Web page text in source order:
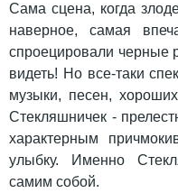
Сама сцена, когда
наверное, самая
спроецировали черные
видеть! Но все-таки
музыки, песен,
Стекляшничек -
характерным
улыбку. Именно
самим собой.